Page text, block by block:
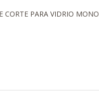
CORTE PARA VIDRIO